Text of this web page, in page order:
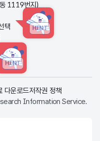
1119번지)
택 HINT
HINT
다운로드저작권 정책
Information Service.